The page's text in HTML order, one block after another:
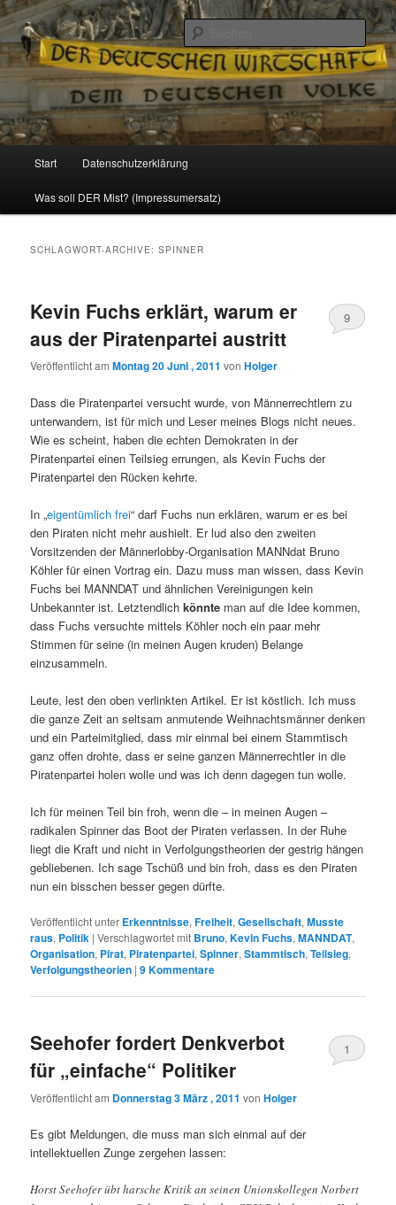
Reizzentrum
Politik, Wirtschaft, Soziales und Gesellschaft
Zum
Inhalt
Zum
sekundären
Start Datenschutzerklärung
Was soll DER Mist? (Impressumersatz)
SCHLAGWORT-ARCHIVE:SPINNER
Kevin Fuchs erklärt, warum er
aus der Piratenpartei austritt
Veröffentlicht amMontag 20 Juni , 2011 vonHolger
9
Dass die Piratenpartei versucht wurde, von Männerrechtlern zu
unterwandern, ist für mich und Leser meines Blogs nicht neues.
Wie es scheint, haben die echten Demokraten in der
Piratenpartei einen Teilsieg errungen, als Kevin Fuchs der
Piratenpartei den Rücken kehrte.
In „eigentümlich frei“ darf Fuchs nun erklären, warum er es bei
den Piraten nicht mehr aushielt. Er lud also den zweiten
Vorsitzenden der Männerlobby-Organisation MANNdat Bruno
Köhler für einen Vortrag ein. Dazu muss man wissen, dass Kevin
Fuchs bei MANNDAT und ähnlichen Vereinigungen kein
Unbekannter ist. Letztendlichkönnte man auf die Idee kommen,
dass Fuchs versuchte mittels Köhler noch ein paar mehr
Stimmen für seine (in meinen Augen kruden) Belange
einzusammeln.
Leute, lest den oben verlinkten Artikel. Er ist köstlich. Ich muss
die ganze Zeit an seltsam anmutende Weihnachtsmänner denken
und ein Parteimitglied, dass mir einmal bei einem Stammtisch
ganz offen drohte, dass er seine ganzen Männerrechtler in die
Piratenpartei holen wolle und was ich denn dagegen tun wolle.
Ich für meinen Teil bin froh, wenn die – in meinen Augen –
radikalen Spinner das Boot der Piraten verlassen. In der Ruhe
liegt die Kraft und nicht in Verfolgungstheorien der gestrig hängen
gebliebenen. Ich sage Tschüß und bin froh, dass es den Piraten
nun ein bisschen besser gegen dürfte.
Veröffentlicht unter Erkenntnisse,Freiheit,Gesellschaft,Musste
raus, Politik |Verschlagwortet mit Bruno,Kevin Fuchs,MANNDAT,
Organisation, Pirat, Piratenpartei,Spinner,Stammtisch,Teilsieg,
Verfolgungstheorien |9Kommentare
Seehofer fordert Denkverbot
für „einfache“ Politiker
Veröffentlicht am Donnerstag 3 März , 2011 vonHolger
1
Es gibt Meldungen, die muss man sich einmal auf der
intellektuellen Zunge zergehen lassen:
Horst Seehofer übt harsche Kritik an seinen Unionskollegen Norbert